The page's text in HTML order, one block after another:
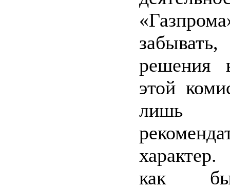
решения
этой
лишь
как